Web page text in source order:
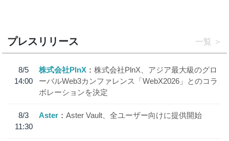
プレスリリース 一覧
8/5
14:00
株式会社PlnX
株式会社PlnX、アジア最大級のグロ
ーバルWeb3カンファレンス「WebX2026」とのコラ
ボレーションを決定
8/3
11:30
Aster Aster Vault、全ユーザー向けに提供開始